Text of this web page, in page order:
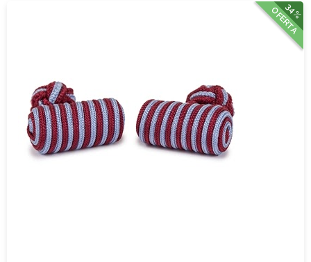
34%
OFERTA